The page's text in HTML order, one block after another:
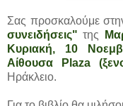
Σας προσκαλούμε
συνειδήσεις"της
Κυριακή, 10
Αίθουσα Plaza
Ηράκλειο.